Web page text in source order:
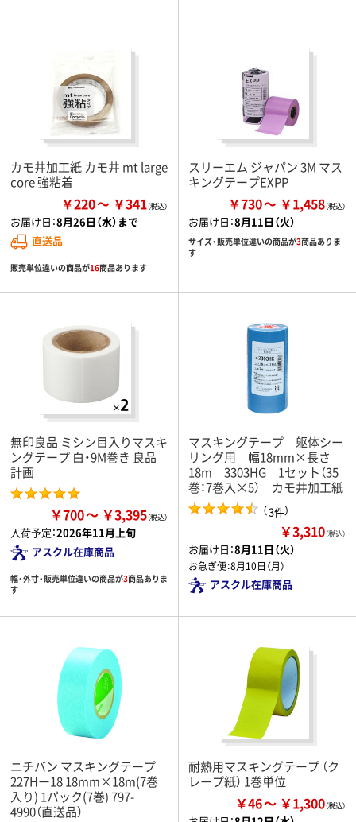
カモ井加工紙 カモ井 mt large
core 強粘着
￥220 ￥341
お届け日：8月26日（水）まで
直送品
販売単位違いの商品が16商品あります
スリーエム ジャパン 3M マス
キングテープEXPP
￥730 ￥1,458
お届け日：8月11日（火）
サイズ・販売単位違いの商品が3商品ありま
す
無印良品 ミシン目入りマスキ
ングテープ 白・9M巻き 良品
計画
￥700 ￥3,395
入荷予定：2026年11月上旬
アスクル在庫商品
幅・外寸・販売単位違いの商品が3商品ありま
す
マスキングテープ 躯体シー
リング用 幅18mm×長さ
18m 3303HG 1セット（35
巻：7巻入×5） カモ井加工紙
（3件）
￥3,310（税込）
お届け日：8月11日（火）
お急ぎ便：8月10日（月）
アスクル在庫商品
ニチバン マスキングテープ
227Hー18 18mm×18m(7巻
入り) 1パック(7巻) 797-
4990（直送品）
耐熱用マスキングテープ （ク
レープ紙） 1巻単位
￥46 ￥1,300